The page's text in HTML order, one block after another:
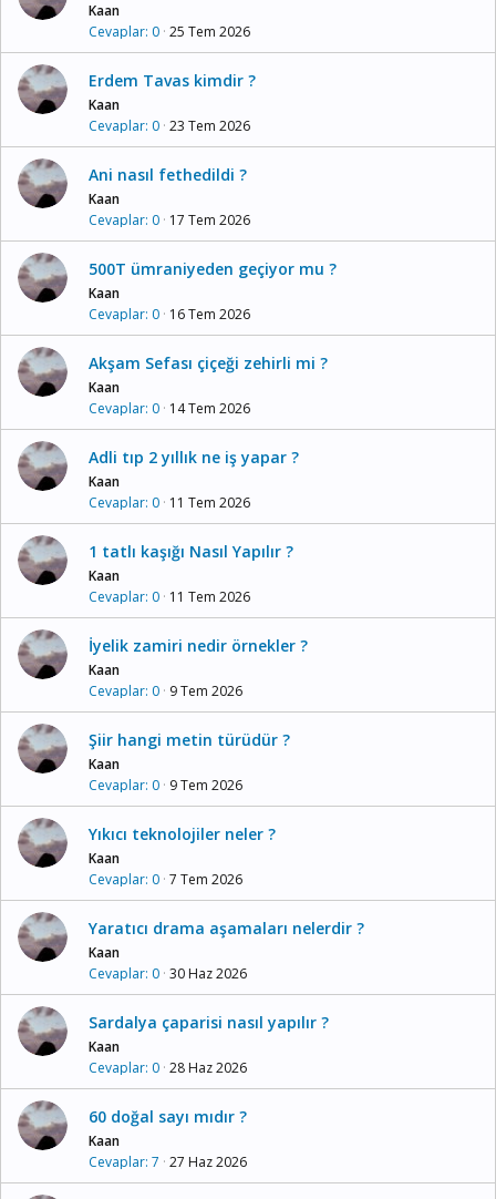
Kaan
Cevaplar 0 25 Tem 2026
Erdem Tavas kimdir ?
Kaan
Cevaplar 0 23 Tem 2026
Ani nasıl fethedildi ?
Kaan
Cevaplar 0 17 Tem 2026
500T ümraniyeden geçiyor mu ?
Kaan
Cevaplar 0 16 Tem 2026
Akşam Sefası çiçeği zehirli mi ?
Kaan
Cevaplar 0 14 Tem 2026
Adli tıp 2 yıllık ne iş yapar ?
Kaan
Cevaplar 0 11 Tem 2026
1 tatlı kaşığı Nasıl Yapılır ?
Kaan
Cevaplar 0 11 Tem 2026
İyelik zamiri nedir örnekler ?
Kaan
Cevaplar 0 9 Tem 2026
Şiir hangi metin türüdür ?
Kaan
Cevaplar 0 9 Tem 2026
Yıkıcı teknolojiler neler ?
Kaan
Cevaplar 0 7 Tem 2026
Yaratıcı drama aşamaları nelerdir ?
Kaan
Cevaplar 0 30 Haz 2026
Sardalya çaparisi nasıl yapılır ?
Kaan
Cevaplar 0 28 Haz 2026
60 doğal sayı mıdır ?
Kaan
Cevaplar 7 27 Haz 2026